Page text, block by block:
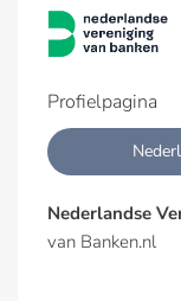
Profielpagina
Nederlandse
van Banken.nl